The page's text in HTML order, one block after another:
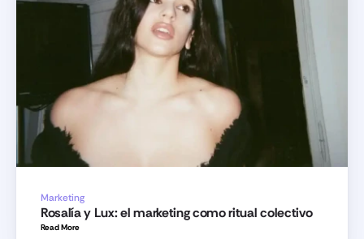
Marketing
Rosalía y Lux: el marketing como ritual colectivo
Read More